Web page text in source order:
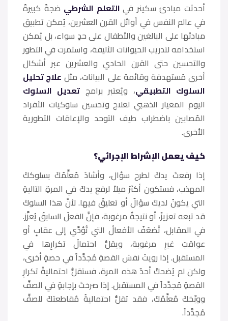
أحدثت مبادئ سكينر فيالتعلم الشرطي ضجةً كبيرةً
في عالم النفس في أوائل القرن العشرين، يُمكن تطبيق
مبادئها على البالغين والأطفال على حدٍ سواء، بل يُمكن
استخدامه لتدريب الحيوانات الأليفة، واستمرت في التطور
والتحسين حتى القرن الحادي والعشرين عبر أشكال
أخرى مُستهدفة وقائمة على البيانات، مثل علاج تحليل
السلوك التطبيقي، ويُعتبر برامجتعديل السلوك
اليوم المعيار الذهبي لعلاج وتحسين سلوكيات الأفراد
المُصابين باضطراب طيف التوحد والإعاقات التطورية
الأخرى.
كيف يعمل الإشراط الإجرائي؟
إذا رفعتَ يدكَ لطرح سؤال، وأشادَ مُعلِّمُكَ بسلوككَ
المهذب، فستكون أكثرَ ميلاً لرفع يدكَ في المرةِ التاليةِ
التي يكونُ لديكَ سؤالٌ أو تعليقٌ فيها. لأنَّ هذا السلوكَ
قد تبعه تعزيزٌ، أو نتيجةٌ مرغوبة، فإنَّ الفعلَ السابقَ يُعزَّز.
في المقابل، تُضعَفُ الأفعالُ التي تُؤدِّي إلى عقابٍ أو
عواقبَ غيرِ مرغوبة، ويقلُّ احتمالُ تكرارِها في
المستقبل. إذا رويتَ نفسَ القصةِ مُجدَّداً في حصةٍ أخرى،
ولكن لم يُضحكْ أحدٌ هذه المرة، فستقلُّ احتماليةُ تكرارِ
القصةِ مُجدَّداً في المستقبل. إذا صرختَ بإجابةٍ في الصفِّ
ووبّخكَ مُعلِّمُكَ، فقد تقلُّ احتماليةُ مُقاطعتكَ للصفِّ
مُجدَّداً.